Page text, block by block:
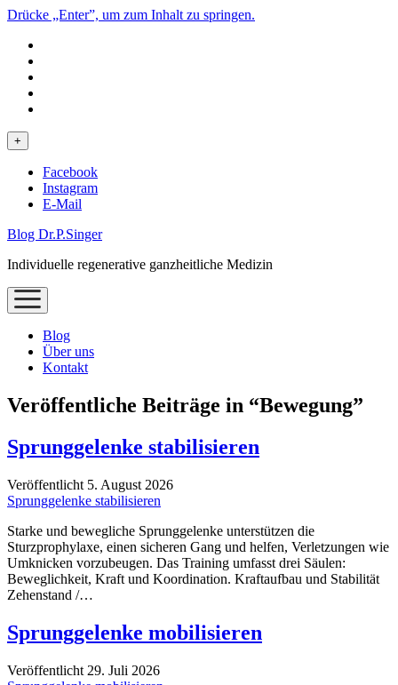
Drücke „Enter”, um zum Inhalt zu springen.
Menü
öffnen
+
Facebook
Instagram
E-Mail
Blog Dr.P.Singer
Individuelle regenerative ganzheitliche Medizin
Menü
öffnen
Blog
Über uns
Kontakt
Veröffentliche Beiträge in “Bewegung”
Sprunggelenke stabilisieren
Veröffentlicht 5. August 2026
Sprunggelenke stabilisieren
Starke und bewegliche Sprunggelenke unterstützen die
Sturzprophylaxe, einen sicheren Gang und helfen, Verletzungen wie
Umknicken vorzubeugen. Das Training umfasst drei Säulen:
Beweglichkeit, Kraft und Koordination. Kraftaufbau und Stabilität
Zehenstand /…
Sprunggelenke mobilisieren
Veröffentlicht 29. Juli 2026